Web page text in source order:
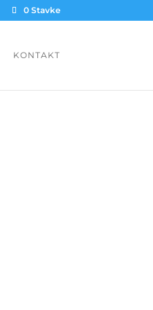
0 Stavke
KONTAKT